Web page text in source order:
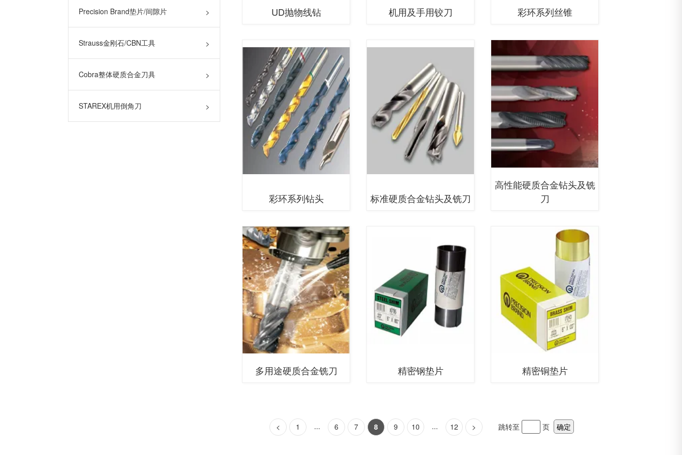
Precision Brand垫片/间隙片 >
Strauss金刚石/CBN工具 >
Cobra整体硬质合金刀具 >
STAREX机用倒角刀 >
UD抛物线钻 机用及手用铰刀 彩环系列丝锥
彩环系列钻头 标准硬质合金钻头及铣刀
高性能硬质合金钻头及铣
刀
多用途硬质合金铣刀 精密钢垫片 精密铜垫片
< 1 ... 6 7 8 9 10 ... 12 > 跳转至 页 确定